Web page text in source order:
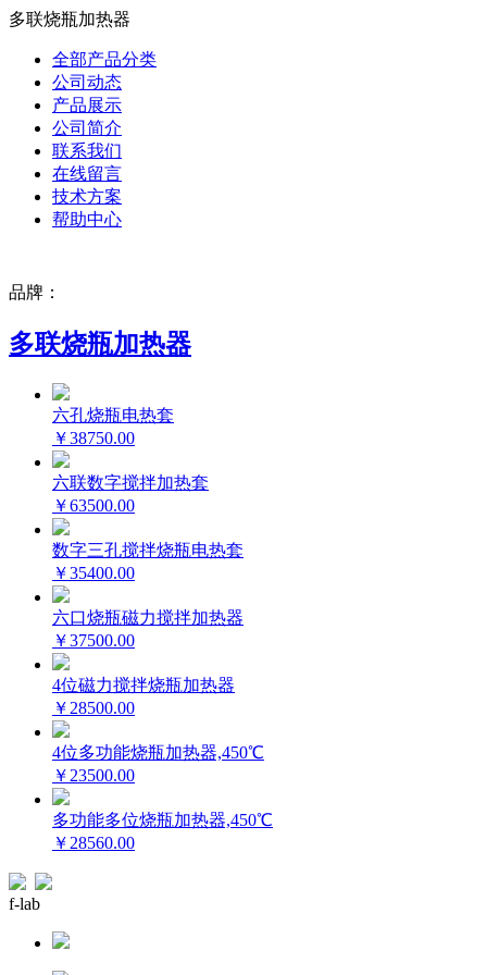
多联烧瓶加热器
全部产品分类
公司动态
产品展示
公司简介
联系我们
在线留言
技术方案
帮助中心
品牌：
多联烧瓶加热器
六孔烧瓶电热套
￥38750.00
六联数字搅拌加热套
￥63500.00
数字三孔搅拌烧瓶电热套
￥35400.00
六口烧瓶磁力搅拌加热器
￥37500.00
4位磁力搅拌烧瓶加热器
￥28500.00
4位多功能烧瓶加热器,450℃
￥23500.00
多功能多位烧瓶加热器,450℃
￥28560.00
f-lab